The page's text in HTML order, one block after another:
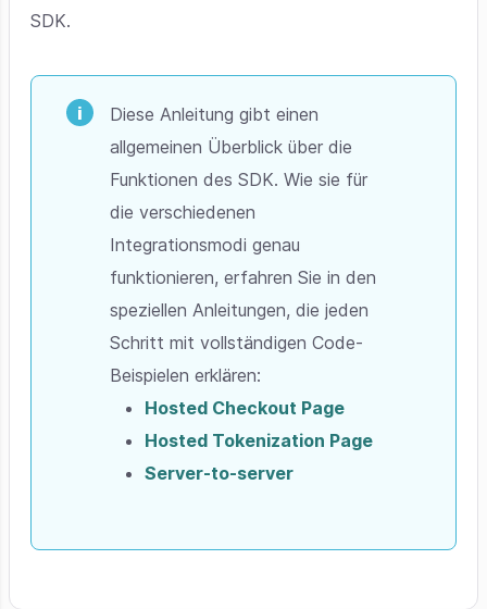
SDK.
Diese Anleitung gibt einen
allgemeinen Überblick über die
Funktionen des SDK. Wie sie für
die verschiedenen
Integrationsmodi genau
funktionieren, erfahren Sie in den
speziellen Anleitungen, die jeden
Schritt mit vollständigen Code-
Beispielen erklären:
Hosted Checkout Page
Hosted Tokenization Page
Server-to-server